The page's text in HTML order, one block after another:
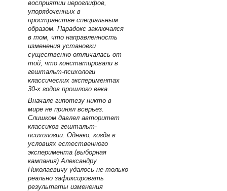
восприятии иероглифов,
упорядоченных в
пространстве специальным
образом. Парадокс заключался
в том, что направленность
изменения установки
существенно отличалась от
той, что констатировали в
гештальт-психологи
классических экспериментах
30-х годов прошлого века.
Вначале гипотезу никто в
мире не принял всерьез.
Слишком давлел авторитет
классиков гештальт-
психологии. Однако, когда в
условиях естественного
эксперимента (выборная
кампания) Александру
Николаевичу удалось не только
реально зафиксировать
результаты изменения